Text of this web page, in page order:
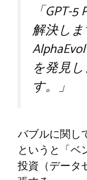
「GPT-
解決しま
を発見
す。」
バブルに関し
というと「ベ
投資（データ